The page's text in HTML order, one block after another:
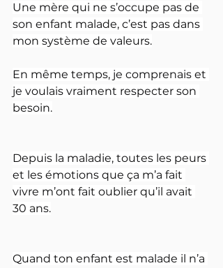
Une mère qui ne s’occupe pas de
son enfant malade, c’est pas dans
mon système de valeurs.
En même temps, je comprenais et
je voulais vraiment respecter son
besoin.
Depuis la maladie, toutes les peurs
et les émotions que ça m’a fait
vivre m’ont fait oublier qu’il avait
30 ans.
Quand ton enfant est malade il n’a